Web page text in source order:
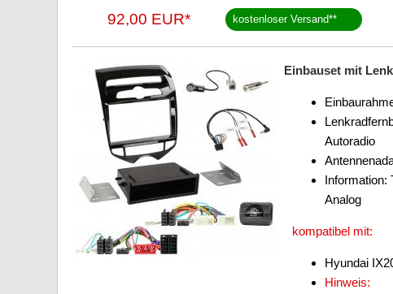
92,00 EUR* kostenloser Versand**
Einbauset mit
Autoradio
Information:
Analog
kompatibel mit:
Hyundai
Hinweis: